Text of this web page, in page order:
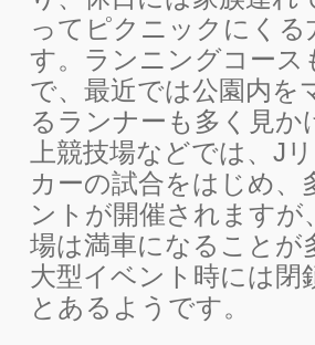
ってピクニックにくる
す。ランニングコース
で、最近では公園内を
るランナーも多く見か
上競技場などでは、J
カーの試合をはじめ、
ントが開催されますが
場は満車になることが
大型イベント時には閉
とあるようです。